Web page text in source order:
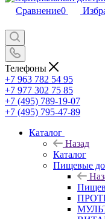
Сравнение0
Телефоны
+7 963 782 54 95
+7 977 302 75 85
+7 (495) 789-19-07
+7 (495) 795-47-89
Каталог
Назад
Каталог
Пищевые